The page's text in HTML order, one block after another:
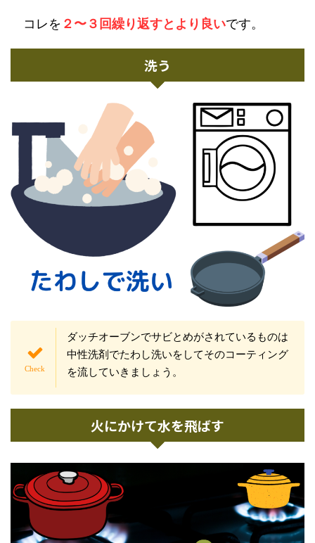
コレを ２〜３回繰り返すとより良いです。
洗う
ダッチオーブンでサビとめがされているものは
中性洗剤でたわし洗いをしてそのコーティング
を流していきましょう。
火にかけて水を飛ばす